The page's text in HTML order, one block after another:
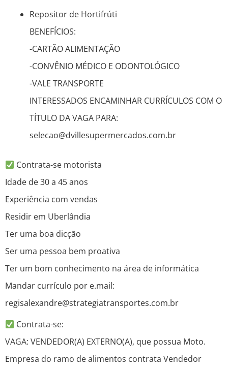
Repositor de Hortifrúti
BENEFÍCIOS:
-CARTÃO ALIMENTAÇÃO
-CONVÊNIO MÉDICO E ODONTOLÓGICO
-VALE TRANSPORTE
INTERESSADOS ENCAMINHAR CURRÍCULOS COM O
TÍTULO DA VAGA PARA:
selecao@dvillesupermercados.com.br
Contrata-se motorista
Idade de 30 a 45 anos
Experiência com vendas
Residir em Uberlândia
Ter uma boa dicção
Ser uma pessoa bem proativa
Ter um bom conhecimento na área de informática
Mandar currículo por e.mail:
regisalexandre@strategiatransportes.com.br
Contrata-se:
VAGA: VENDEDOR(A) EXTERNO(A), que possua Moto.
Empresa do ramo de alimentos contrata Vendedor